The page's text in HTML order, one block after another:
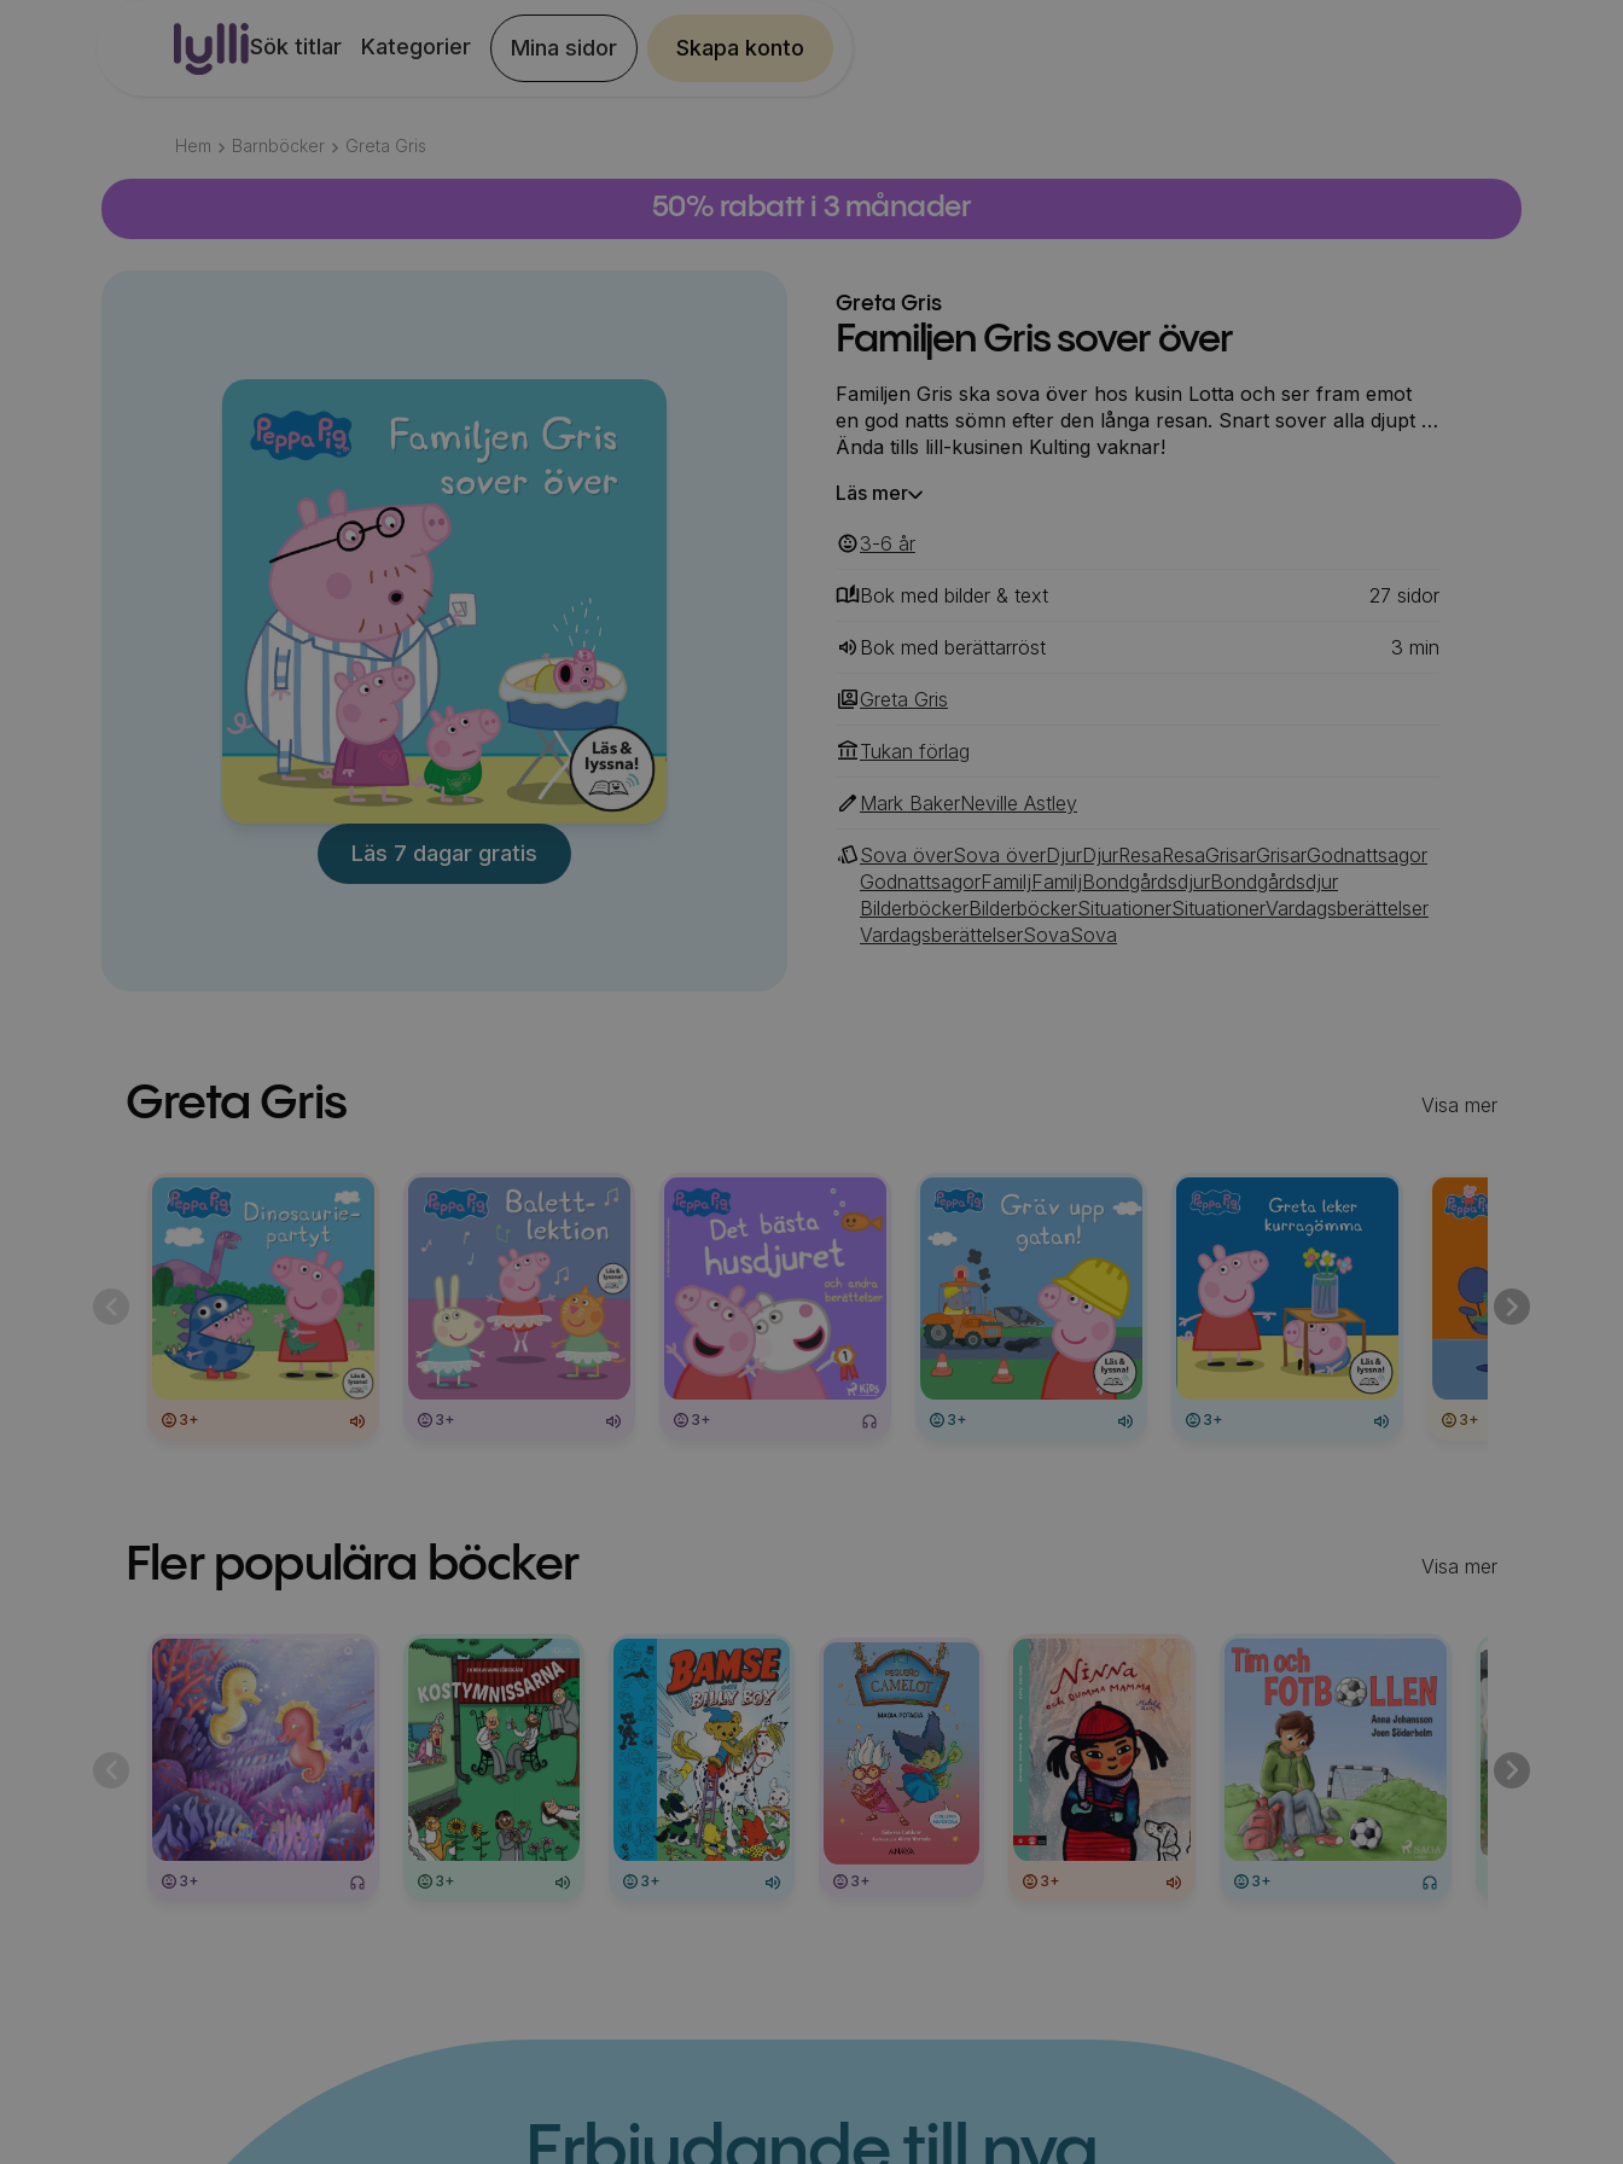
Sök titlar Kategorier Mina sidor Skapa konto
Hem Barnböcker Greta Gris
50% rabatt i 3 månader
Läs 7 dagar gratis
Greta Gris
Familjen Gris sover över
Familjen Gris ska sova över hos kusin Lotta och ser fram emot
en god natts sömn efter den långa resan. Snart sover alla djupt …
Ända tills lill-kusinen Kulting vaknar!
Läs mer
3-6 ‎‎ år
Bok med bilder & text 27 ‎‎ sidor
Bok med berättarröst 3 min
Greta Gris
Tukan förlag
Mark BakerNeville Astley
Sova överSova överDjurDjurResaResaGrisarGrisarGodnattsagor
GodnattsagorFamiljFamiljBondgårdsdjurBondgårdsdjur
BilderböckerBilderböckerSituationerSituationerVardagsberättelser
VardagsberättelserSovaSova
Greta Gris Visa mer
3+ 3+ 3+ 3+ 3+ 3+
Fler populära böcker Visa mer
3+ 3+ 3+ 3+ 3+ 3+